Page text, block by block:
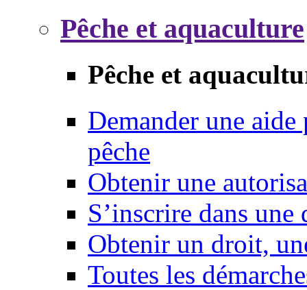
Pêche et aquaculture
Pêche et
Demander une
pêche
Obtenir une
S’inscrire dans une
Obtenir un droit,
Toutes les